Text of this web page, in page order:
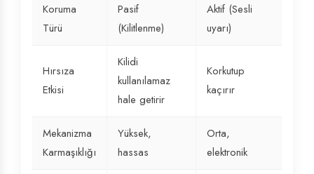
Koruma
Türü
Pasif
(Kilitlenme)
Aktif (Sesli
uyarı)
Hırsıza
Etkisi
Kilidi
kullanılamaz
hale getirir
Korkutup
kaçırır
Mekanizma
Karmaşıklığı
Yüksek,
hassas
Orta,
elektronik